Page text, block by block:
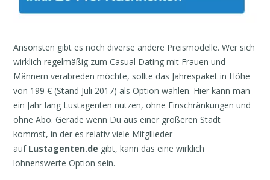
Ansonsten gibt es noch diverse andere Preismodelle. Wer sich
wirklich regelmäßig zum Casual Dating mit Frauen und
Männern verabreden möchte, sollte das Jahrespaket in Höhe
von 199 € (Stand Juli 2017) als Option wählen. Hier kann man
ein Jahr lang Lustagenten nutzen, ohne Einschränkungen und
ohne Abo. Gerade wenn Du aus einer größeren Stadt
kommst, in der es relativ viele Mitgllieder
auf Lustagenten.de gibt, kann das eine wirklich
lohnenswerte Option sein.